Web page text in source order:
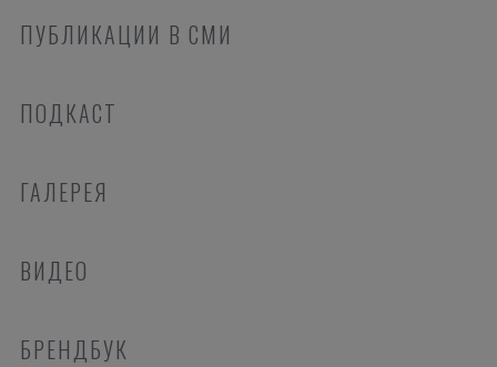
ПУБЛИКАЦИИ В СМИ
ПОДКАСТ
ГАЛЕРЕЯ
ВИДЕО
БРЕНДБУК